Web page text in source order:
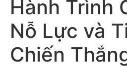
Hành Trình
Nỗ Lực và
Chiến